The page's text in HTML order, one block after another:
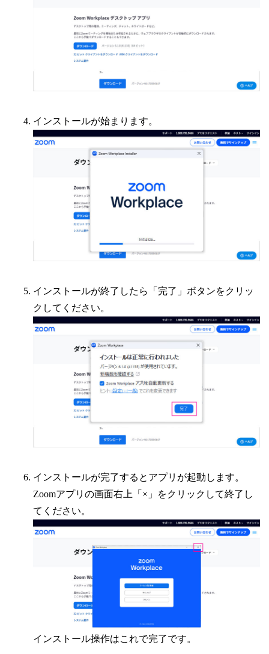
インストールが始まります。
インストールが終了したら「完了」ボタンをクリッ
クしてください。
インストールが完了するとアプリが起動します。
Zoomアプリの画面右上「×」をクリックして終了し
てください。
インストール操作はこれで完了です。